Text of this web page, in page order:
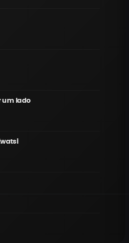
um lado